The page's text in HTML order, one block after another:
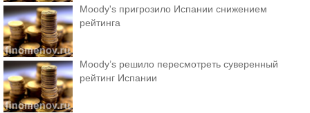
Moody's пригрозило Испании снижением
рейтинга
Moody’s решило пересмотреть суверенный
рейтинг Испании